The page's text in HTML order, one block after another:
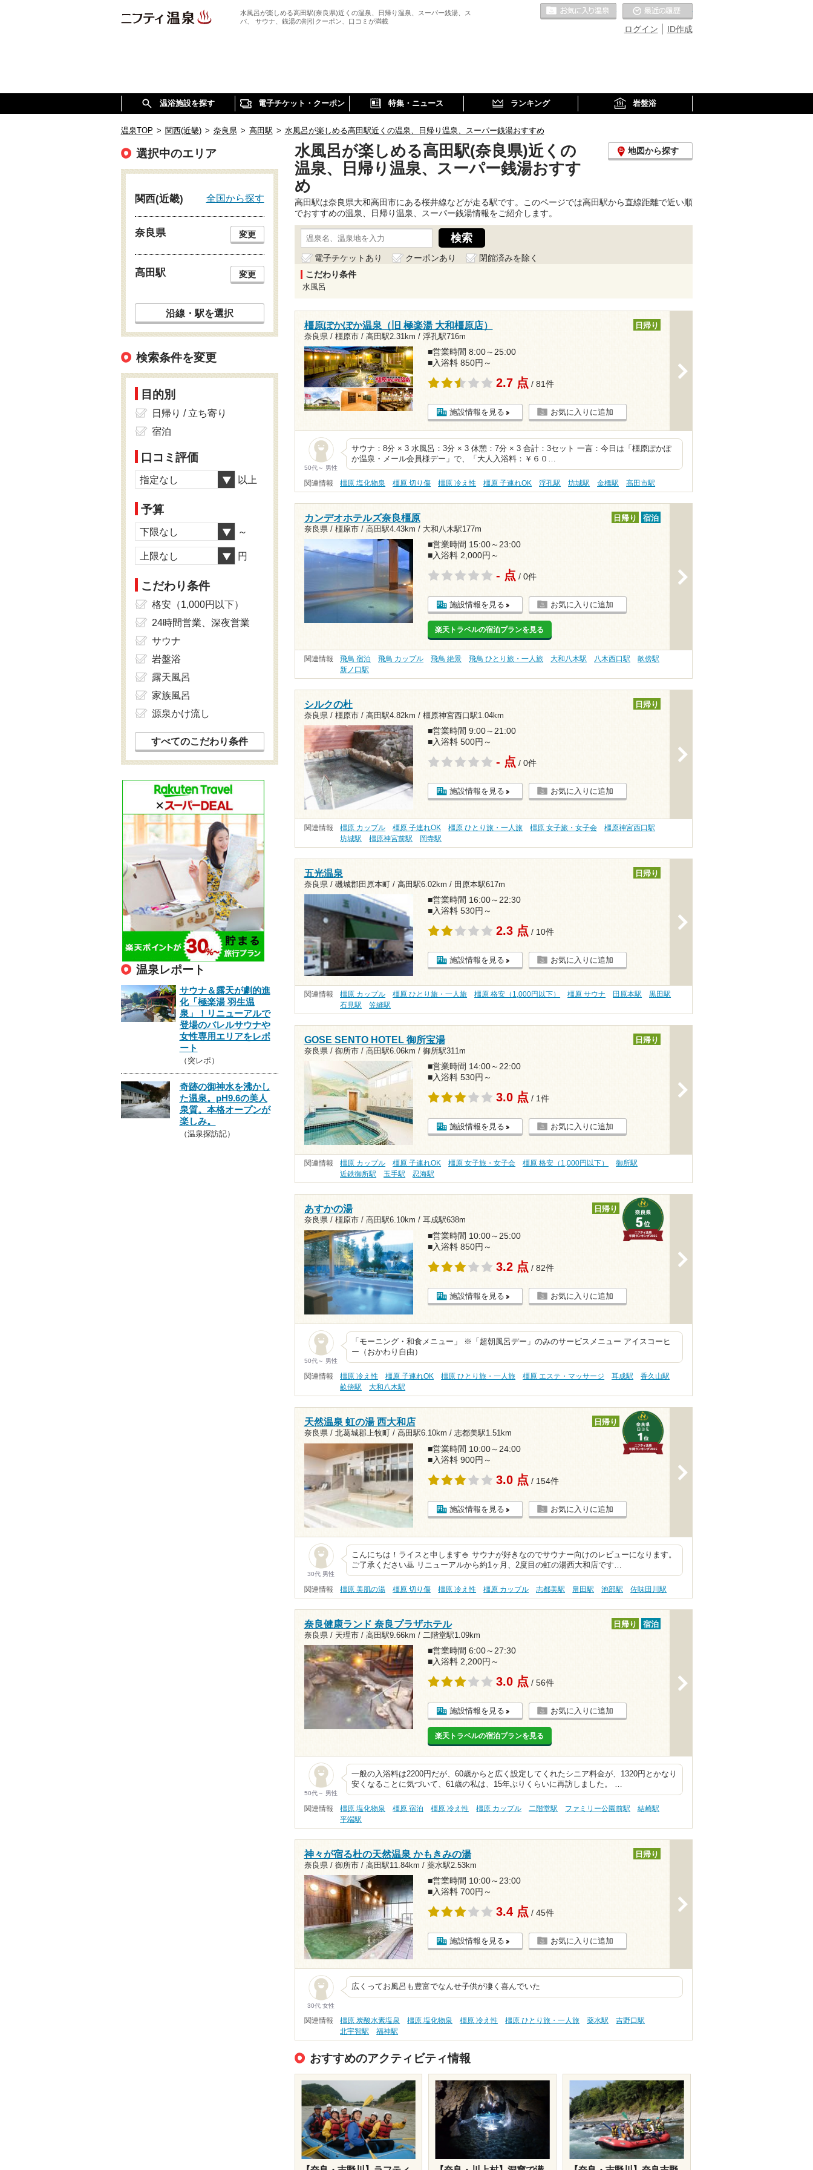
水風呂が楽しめる高田駅(奈良県)近くの温泉、日帰り温泉、スーパー銭湯、ス
パ、 サウナ、銭湯の割引クーポン、口コミが満載
ID作成
ログイン
お気に入りの温泉
温浴施設を探す 電子チケット・クーポン 特集・ニュース ランキング 岩盤浴
温泉TOP > 関西(近畿) > 奈良県 > 高田駅 > 水風呂が楽しめる高田駅近くの温泉、日帰り温泉、スーパー銭湯おすすめ
水風呂が楽しめる高田駅(奈良県)近くの
温泉、日帰り温泉、スーパー銭湯おすす
め
地図から探す
高田駅は奈良県大和高田市にある桜井線などが走る駅です。このページでは高田駅から直線距離で近い順
でおすすめの温泉、日帰り温泉、スーパー銭湯情報をご紹介します。
電子チケットあり クーポンあり
閉館済みを除く
こだわり条件
水風呂
橿原ぽかぽか温泉（旧 極楽湯 大和橿原店）
奈良県 / 橿原市 / 高田駅2.31km / 浮孔駅716m
日帰り
■営業時間 8:00～25:00
■入浴料 850円～
2.7 点 / 81件
施設情報を見る お気に入りに追加
50代～ 男性
サウナ：8分 × 3 水風呂：3分 × 3 休憩：7分 × 3 合計：3セット 一言：今日は「橿原ぽかぽ
か温泉・メール会員様デー」で、「大人入浴料：￥６０…
関連情報 橿原 塩化物泉 橿原 切り傷 橿原 冷え性 橿原 子連れOK 浮孔駅 坊城駅 金橋駅 高田市駅
カンデオホテルズ奈良橿原
奈良県 / 橿原市 / 高田駅4.43km / 大和八木駅177m
日帰り 宿泊
■営業時間 15:00～23:00
■入浴料 2,000円～
- 点 / 0件
施設情報を見る お気に入りに追加
楽天トラベルの宿泊プランを見る
関連情報 飛鳥 宿泊 飛鳥 カップル 飛鳥 絶景 飛鳥 ひとり旅・一人旅 大和八木駅 八木西口駅
畝傍駅
新ノ口駅
シルクの杜
奈良県 / 橿原市 / 高田駅4.82km / 橿原神宮西口駅1.04km
日帰り
■営業時間 9:00～21:00
■入浴料 500円～
- 点 / 0件
施設情報を見る お気に入りに追加
関連情報 橿原 カップル 橿原 子連れOK 橿原 ひとり旅・一人旅 橿原 女子旅・女子会
橿原神宮西口駅
坊城駅
橿原神宮前駅 岡寺駅
五光温泉
奈良県 / 磯城郡田原本町 / 高田駅6.02km / 田原本駅617m
日帰り
■営業時間 16:00～22:30
■入浴料 530円～
2.3 点 / 10件
施設情報を見る お気に入りに追加
関連情報 橿原 カップル 橿原 ひとり旅・一人旅 橿原 格安（1,000円以下） 橿原 サウナ 田原本駅
黒田駅
石見駅
笠縫駅
GOSE SENTO HOTEL 御所宝湯
奈良県 / 御所市 / 高田駅6.06km / 御所駅311m
日帰り
■営業時間 14:00～22:00
■入浴料 530円～
3.0 点 / 1件
施設情報を見る お気に入りに追加
関連情報 橿原 カップル 橿原 子連れOK 橿原 女子旅・女子会 橿原 格安（1,000円以下）
御所駅
近鉄御所駅
玉手駅 忍海駅
あすかの湯
奈良県 / 橿原市 / 高田駅6.10km / 耳成駅638m
日帰り
■営業時間 10:00～25:00
■入浴料 850円～
3.2 点 / 82件
施設情報を見る お気に入りに追加
50代～ 男性
「モーニング・和食メニュー」 ※「超朝風呂デー」のみのサービスメニュー アイスコーヒ
ー（おかわり自由）
関連情報 橿原 冷え性 橿原 子連れOK 橿原 ひとり旅・一人旅 橿原 エステ・マッサージ 耳成駅
香久山駅
畝傍駅
大和八木駅
天然温泉 虹の湯 西大和店
奈良県 / 北葛城郡上牧町 / 高田駅6.10km / 志都美駅1.51km
日帰り
■営業時間 10:00～24:00
■入浴料 900円～
3.0 点 / 154件
施設情報を見る お気に入りに追加
30代 男性
こんにちは！ライスと申します🍚 サウナが好きなのでサウナー向けのレビューになります。
ご了承ください🙇 リニューアルから約1ヶ月、2度目の虹の湯西大和店です…
関連情報 橿原 美肌の湯 橿原 切り傷 橿原 冷え性 橿原 カップル 志都美駅 畠田駅 池部駅 佐味田川駅
奈良健康ランド 奈良プラザホテル
奈良県 / 天理市 / 高田駅9.66km / 二階堂駅1.09km
日帰り 宿泊
■営業時間 6:00～27:30
■入浴料 2,200円～
3.0 点 / 56件
施設情報を見る お気に入りに追加
楽天トラベルの宿泊プランを見る
50代～ 男性
一般の入浴料は2200円だが、60歳からと広く設定してくれたシニア料金が、1320円とかなり
安くなることに気づいて、61歳の私は、15年ぶりくらいに再訪しました。 …
関連情報 橿原 塩化物泉 橿原 宿泊 橿原 冷え性 橿原 カップル 二階堂駅 ファミリー公園前駅
結崎駅
平端駅
神々が宿る杜の天然温泉 かもきみの湯
奈良県 / 御所市 / 高田駅11.84km / 薬水駅2.53km
日帰り
■営業時間 10:00～23:00
■入浴料 700円～
3.4 点 / 45件
施設情報を見る お気に入りに追加
30代 女性
広くってお風呂も豊富でなんせ子供が凄く喜んでいた
関連情報 橿原 炭酸水素塩泉 橿原 塩化物泉 橿原 冷え性 橿原 ひとり旅・一人旅 薬水駅
吉野口駅
北宇智駅
福神駅
おすすめのアクティビティ情報
選択中のエリア
関西(近畿) 全国から探す
奈良県 変更
高田駅 変更
沿線・駅を選択
検索条件を変更
目的別
日帰り / 立ち寄り
宿泊
口コミ評価
指定なし 以上
予算
下限なし ～
上限なし 円
こだわり条件
格安（1,000円以下）
24時間営業、深夜営業
サウナ
岩盤浴
露天風呂
家族風呂
源泉かけ流し
すべてのこだわり条件
温泉レポート
サウナ＆露天が劇的進
化「極楽湯 羽生温
泉」！リニューアルで
登場のバレルサウナや
女性専用エリアをレポ
ート
（突レポ）
奇跡の御神水を沸かし
た温泉。pH9.6の美人
泉質。本格オープンが
楽しみ。
（温泉探訪記）